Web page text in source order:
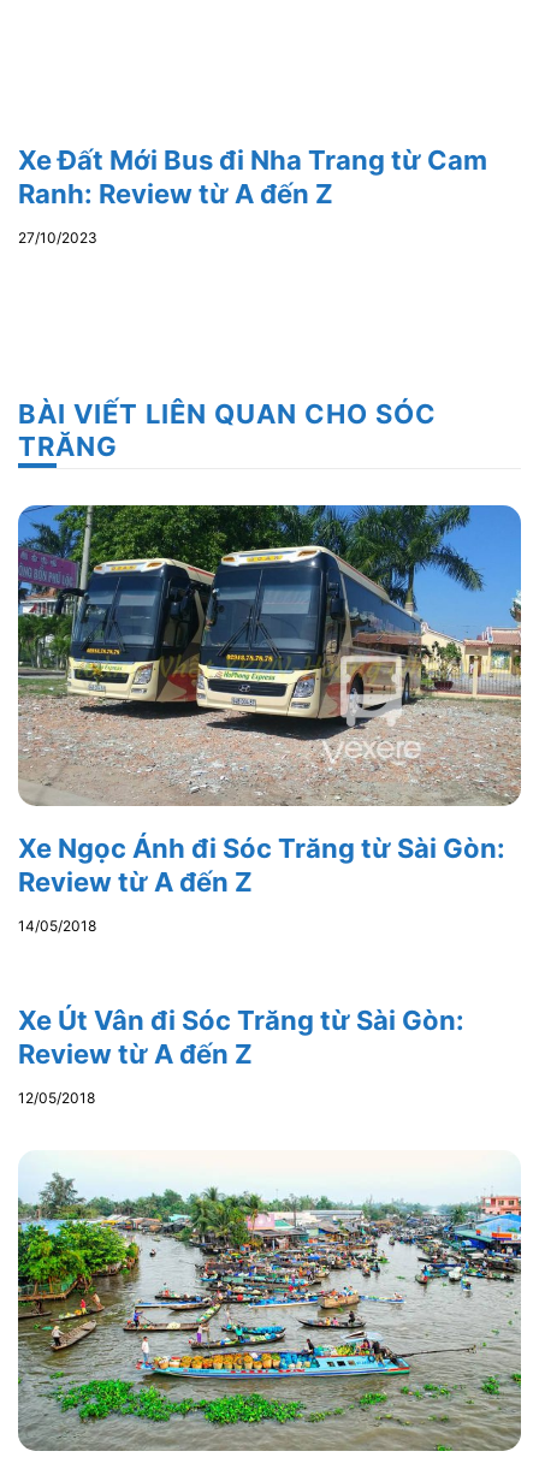
Xe Đất Mới Bus đi Nha Trang từ Cam
Ranh: Review từ A đến Z
27/10/2023
BÀI VIẾT LIÊN QUAN CHO SÓC
TRĂNG
Xe Ngọc Ánh đi Sóc Trăng từ Sài Gòn:
Review từ A đến Z
14/05/2018
Xe Út Vân đi Sóc Trăng từ Sài Gòn:
Review từ A đến Z
12/05/2018